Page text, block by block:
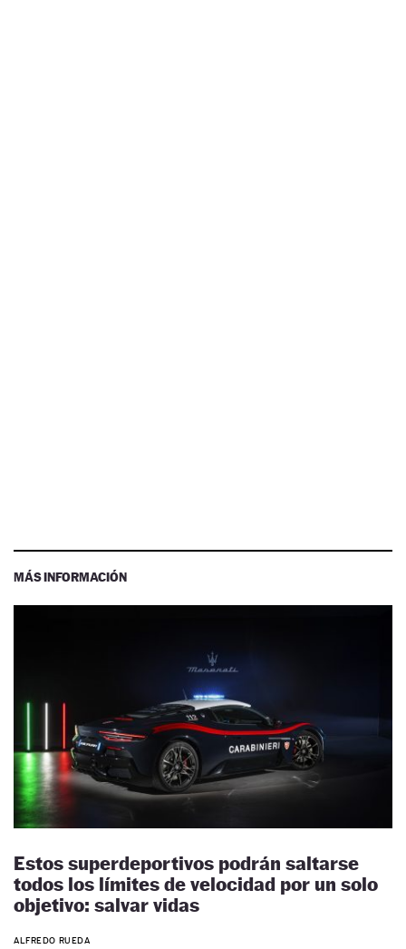
MÁS INFORMACIÓN
Estos superdeportivos podrán saltarse
todos los límites de velocidad por un solo
objetivo: salvar vidas
ALFREDO RUEDA